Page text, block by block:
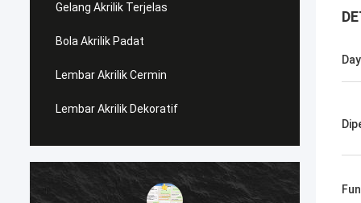
Gelang Akrilik Terjelas
Bola Akrilik Padat
Lembar Akrilik Cermin
Lembar Akrilik Dekoratif